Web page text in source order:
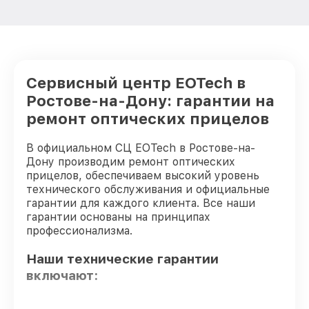
(восстановление) оптического прицела
EOTech
от 750₽
Прошивка (Обновление ПО) оптического
прицела EOTech
от 450₽
Сервисный центр EOTech в
Ростове-на-Дону: гарантии на
ремонт оптических прицелов
В официальном СЦ EOTech в Ростове-на-
Дону производим ремонт оптических
прицелов, обеспечиваем высокий уровень
технического обслуживания и официальные
гарантии для каждого клиента. Все наши
гарантии основаны на принципах
профессионализма.
Наши технические гарантии
включают: